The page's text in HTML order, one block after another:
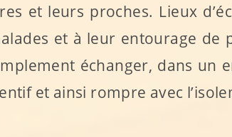
et leurs proches. Lieux
et à leur entourage de
échanger, dans un
et ainsi rompre avec